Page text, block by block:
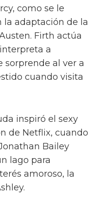
como se le
la adaptación de la
Firth actúa
a
sorprende al ver a
cuando visita
inspiró el sexy
de Netflix, cuando
Bailey
lago para
amoroso, la